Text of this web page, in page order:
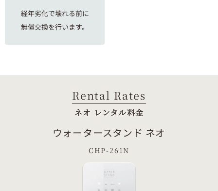
経年劣化で壊れる前に
無償交換を行います。
Rental Rates
ネオ レンタル料金
ウォータースタンド ネオ
CHP-261N